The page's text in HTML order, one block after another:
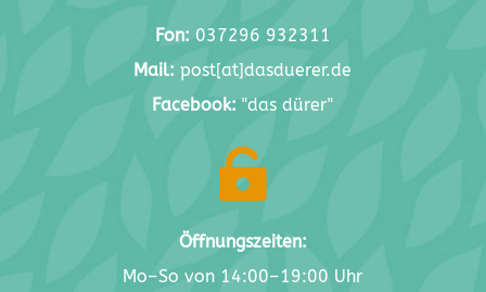
Fon: 037296 932311
Mail: post[at]dasduerer.de
Facebook:"das dürer"

Öffnungszeiten:
Mo–So von 14:00–19:00 Uhr